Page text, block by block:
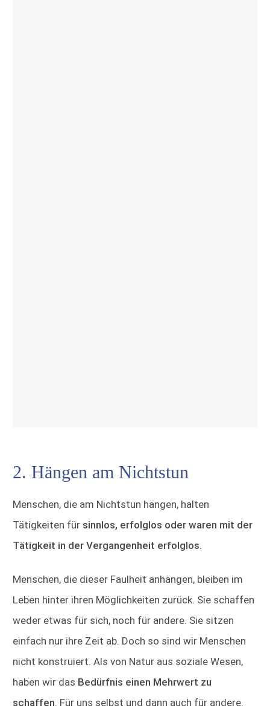
2. Hängen am Nichtstun
Menschen, die am Nichtstun hängen, halten
Tätigkeiten für sinnlos, erfolglos oder waren mit der
Tätigkeit in der Vergangenheit erfolglos.
Menschen, die dieser Faulheit anhängen, bleiben im
Leben hinter ihren Möglichkeiten zurück. Sie schaffen
weder etwas für sich, noch für andere. Sie sitzen
einfach nur ihre Zeit ab. Doch so sind wir Menschen
nicht konstruiert. Als von Natur aus soziale Wesen,
haben wir das Bedürfnis einen Mehrwert zu
schaffen. Für uns selbst und dann auch für andere.